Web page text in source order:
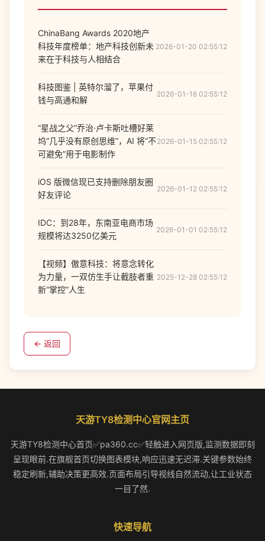
ChinaBang Awards 2020地产
科技年度榜单：地产科技创新未
来在于科技与人相结合
2026-01-20 02:55:12
科技图鉴 | 英特尔溜了，苹果付
钱与高通和解
2026-01-16 02:55:12
“星战之父”乔治·卢卡斯吐槽好莱
坞“几乎没有原创思维”，AI 将“不
可避免”用于电影制作
2026-01-15 02:55:12
iOS 版微信现已支持删除朋友圈
好友评论
2026-01-12 02:55:12
IDC：到28年，东南亚电商市场
规模将达3250亿美元
2026-01-01 02:55:12
【视频】傲意科技：将意念转化
为力量，一双仿生手让截肢者重
新“掌控”人生
2025-12-28 02:55:12
← 返回
天游TY8检测中心官网主页
天游TY8检测中心首页✅pa360.cc✅轻触进入网页版,监测数据即刻
呈现眼前.在旗舰首页切换图表模块,响应迅速无迟滞.关键参数始终
稳定刷新,辅助决策更高效.页面布局引导视线自然流动,让工业状态
一目了然.
快速导航